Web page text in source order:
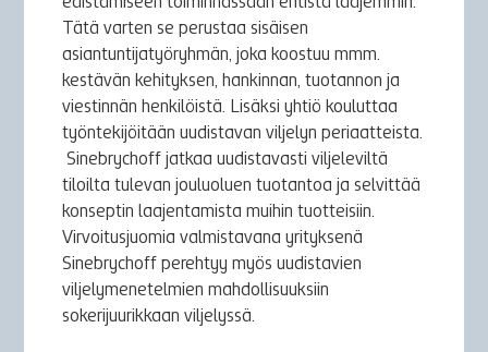
Tätä varten se perustaa sisäisen
asiantuntijatyöryhmän, joka koostuu mmm.
kestävän kehityksen, hankinnan, tuotannon ja
viestinnän henkilöistä. Lisäksi yhtiö kouluttaa
työntekijöitään uudistavan viljelyn periaatteista.
Sinebrychoff jatkaa uudistavasti viljeleviltä
tiloilta tulevan jouluoluen tuotantoa ja selvittää
konseptin laajentamista muihin tuotteisiin.
Virvoitusjuomia valmistavana yrityksenä
Sinebrychoff perehtyy myös uudistavien
viljelymenetelmien mahdollisuuksiin
sokerijuurikkaan viljelyssä.